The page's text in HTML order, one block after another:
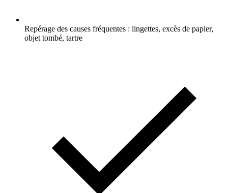
Repérage des causes fréquentes : lingettes, excès de papier,
objet tombé, tartre